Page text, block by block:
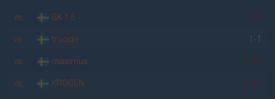
vs. SK 1.6 2-0
vs. trucido 1-1
vs. maximus 5-16
vs. KROGEN 6-16